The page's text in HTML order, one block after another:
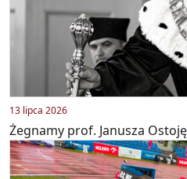
13 lipca 2026
Żegnamy prof. Janusza